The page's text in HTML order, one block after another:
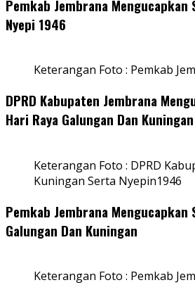
Pemkab Jembrana Mengucapkan
Nyepi 1946
Keterangan Foto : Pemkab
DPRD Kabupaten Jembrana
Hari Raya Galungan Dan
Keterangan Foto : DPRD
Kuningan Serta Nyepin1946
Pemkab Jembrana Mengucapkan
Galungan Dan Kuningan
Keterangan Foto : Pemkab